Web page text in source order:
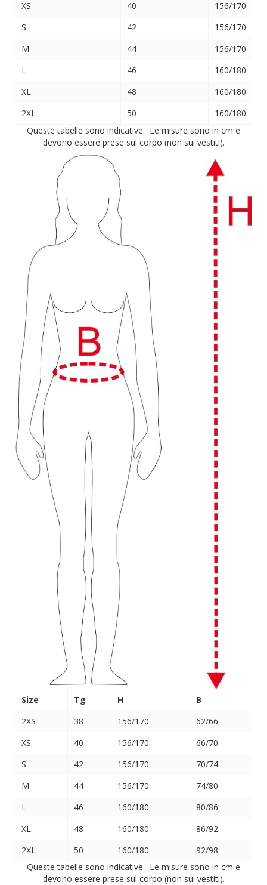
XS 40
156/170
S
42
156/170
M
44
156/170
L
46
160/180
XL
48
160/180
2XL
50
160/180
Queste tabelle sono indicative. Le misure sono in cm e
devono essere prese sul corpo (non sui vestiti).
Size Tg H
B
2XS
38 156/170
62/66
XS
40 156/170
66/70
S
42 156/170
70/74
M
44 156/170
74/80
L
46 160/180
80/86
XL
48 160/180
86/92
2XL
50 160/180
92/98
Queste tabelle sono indicative. Le misure sono in cm e
devono essere prese sul corpo (non sui vestiti).